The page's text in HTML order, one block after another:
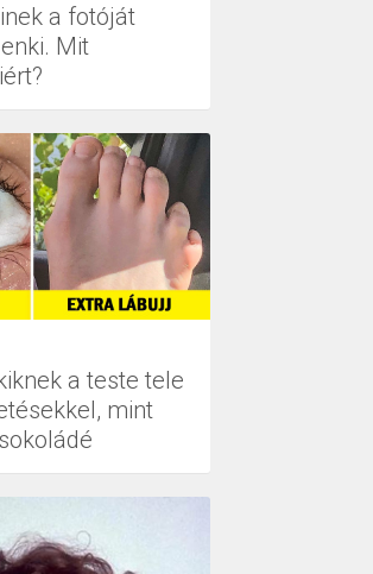
a fotóját
Mit
a teste tele
mint